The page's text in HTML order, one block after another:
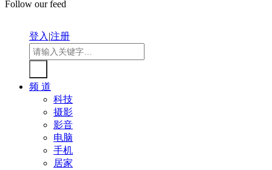
Follow our feed
登入|注册
频 道
科技
摄影
影音
电脑
手机
居家